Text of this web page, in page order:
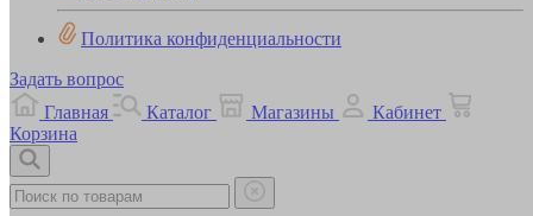
Политика конфиденциальности
Задать вопрос
Главная
Каталог Магазины
Кабинет
Корзина